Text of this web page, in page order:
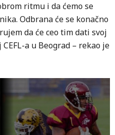
ritmu i da ćemo se
Odbrana će se konačno
da će ceo tim dati svoj
a u Beograd – rekao je